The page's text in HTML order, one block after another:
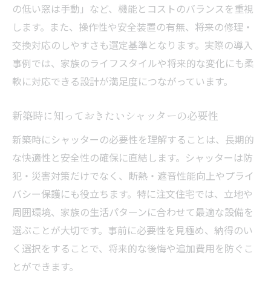
の低い窓は手動」など、機能とコストのバランスを重視
します。また、操作性や安全装置の有無、将来の修理・
交換対応のしやすさも選定基準となります。実際の導入
事例では、家族のライフスタイルや将来的な変化にも柔
軟に対応できる設計が満足度につながっています。
新築時に知っておきたいシャッターの必要性
新築時にシャッターの必要性を理解することは、長期的
な快適性と安全性の確保に直結します。シャッターは防
犯・災害対策だけでなく、断熱・遮音性能向上やプライ
バシー保護にも役立ちます。特に注文住宅では、立地や
周囲環境、家族の生活パターンに合わせて最適な設備を
選ぶことが大切です。事前に必要性を見極め、納得のい
く選択をすることで、将来的な後悔や追加費用を防ぐこ
とができます。